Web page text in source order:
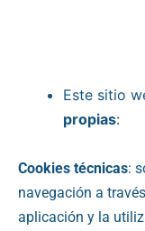
Este sitio
propias:
Cookies técnicas:
navegación a
aplicación y la